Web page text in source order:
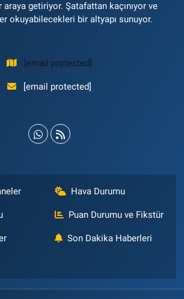
getiriyor. Şatafattan kaçınıyor ve
okuyabilecekleri bir altyapı sunuyor.
[email protected]
[email protected]
Hava Durumu
Puan Durumu ve Fikstür
Son Dakika Haberleri